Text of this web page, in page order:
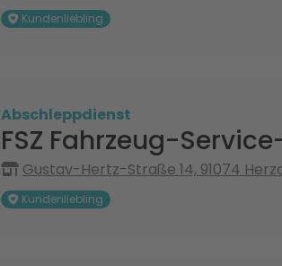
Kundenliebling
Abschleppdienst
FSZ Fahrzeug-
Gustav-Hertz-Straße 14, 91074
Kundenliebling